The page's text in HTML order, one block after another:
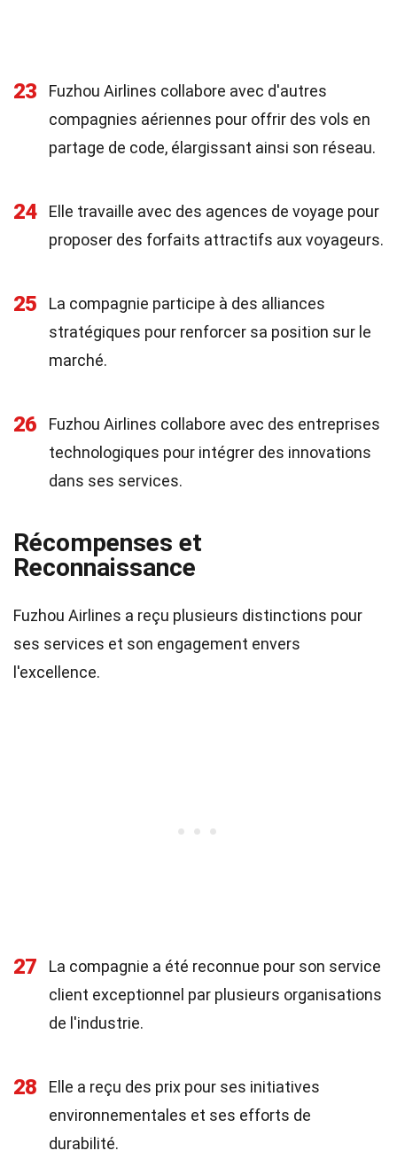
23
Fuzhou Airlines collabore avec d'autres
compagnies aériennes pour offrir des vols en
partage de code, élargissant ainsi son réseau.
24
Elle travaille avec des agences de voyage pour
proposer des forfaits attractifs aux voyageurs.
25
La compagnie participe à des alliances
stratégiques pour renforcer sa position sur le
marché.
26
Fuzhou Airlines collabore avec des entreprises
technologiques pour intégrer des innovations
dans ses services.
Récompenses et
Reconnaissance
Fuzhou Airlines a reçu plusieurs distinctions pour
ses services et son engagement envers
l'excellence.
27
La compagnie a été reconnue pour son service
client exceptionnel par plusieurs organisations
de l'industrie.
28
Elle a reçu des prix pour ses initiatives
environnementales et ses efforts de
durabilité.